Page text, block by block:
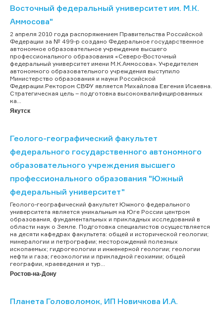
Восточный федеральный университет им. М.К.
Аммосова"
2 апреля 2010 года распоряжением Правительства Российской
Федерации за № 499-р создано Федеральное государственное
автономное образовательное учреждение высшего
профессионального образования «Северо-Восточный
федеральный университет имени М.К.Аммосова». Учредителем
автономного образовательного учреждения выступило
Министерство образования и науки Российской
Федерации.Ректором СВФУ является Михайлова Евгения Исаевна.
Стратегическая цель – подготовка высококвалифицированных
ка...
Якутск
Геолого-географический факультет
федерального государственного автономного
образовательного учреждения высшего
профессионального образования "Южный
федеральный университет"
Геолого-географический факультет Южного федерального
университета является уникальным на Юге России центром
образования, фундаментальных и прикладных исследований в
области наук о Земле. Подготовка специалистов осуществляется
на десяти кафедрах факультета: общей и исторической геологии;
минералогии и петрографии; месторождений полезных
ископаемых; гидрогеологии и инженерной геологии; геологии
нефти и газа; геоэкологии и прикладной геохимии; общей
географии, краеведения и тур...
Ростов-на-Дону
Планета Головоломок, ИП Новичкова И.А.